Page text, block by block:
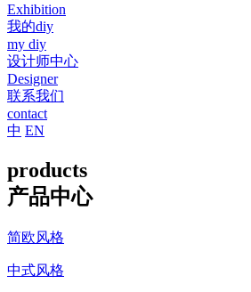
Exhibition
我的diy
my diy
设计师中心
Designer
联系我们
contact
中 EN
products
产品中心
简欧风格
中式风格